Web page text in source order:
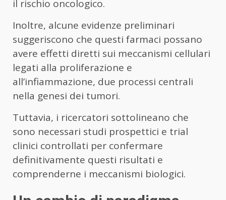
il rischio oncologico.
Inoltre, alcune evidenze preliminari
suggeriscono che questi farmaci possano
avere effetti diretti sui meccanismi cellulari
legati alla proliferazione e
all’infiammazione, due processi centrali
nella genesi dei tumori.
Tuttavia, i ricercatori sottolineano che
sono necessari studi prospettici e trial
clinici controllati per confermare
definitivamente questi risultati e
comprenderne i meccanismi biologici.